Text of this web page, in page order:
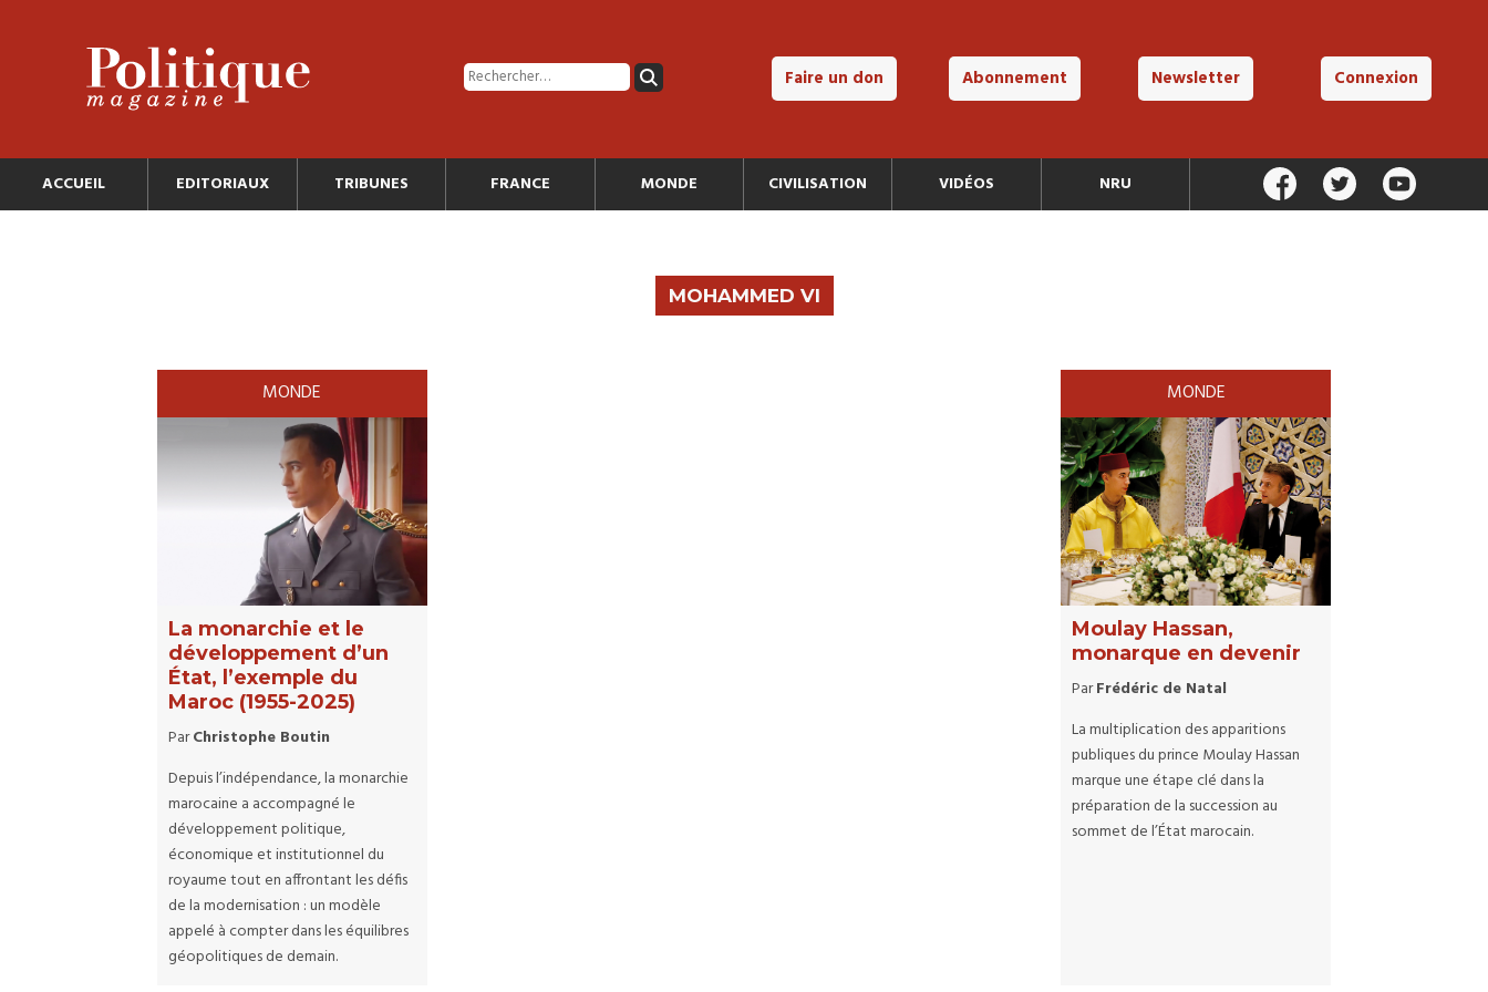
Faire un don Abonnement Newsletter Connexion
ACCUEIL EDITORIAUX TRIBUNES FRANCE MONDE CIVILISATION VIDÉOS NRU
MOHAMMED VI
MONDE
La monarchie et le
développement d’un
État, l’exemple du
Maroc (1955-2025)
ParChristophe Boutin
Depuis l’indépendance, la monarchie
marocaine a accompagné le
développement politique,
économique et institutionnel du
royaume tout en affrontant les défis
de la modernisation : un modèle
appelé à compter dans les équilibres
géopolitiques de demain.
MONDE
Moulay Hassan,
monarque en devenir
ParFrédéric de Natal
La multiplication des apparitions
publiques du prince Moulay Hassan
marque une étape clé dans la
préparation de la succession au
sommet de l’État marocain.